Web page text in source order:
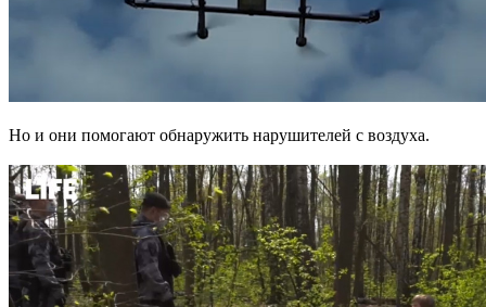
Но и они помогают обнаружить нарушителей с воздуха.